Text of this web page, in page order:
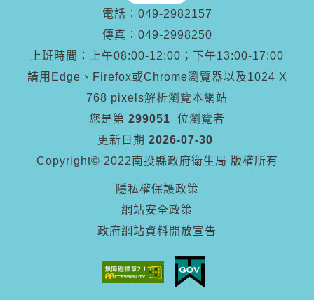
電話︰ 049-2982157
傳真︰ 049-2998250
上班時間：上午08:00-12:00；下午13:00-17:00
請用Edge、Firefox或Chrome瀏覽器以及1024 X
768 pixels解析瀏覽本網站
您是第 299051
位瀏覽者
更新日期 2026-07-30
Copyright© 2022南投縣政府衛生局 版權所有
隱私權保護政策
網站安全政策
政府網站資料開放宣告